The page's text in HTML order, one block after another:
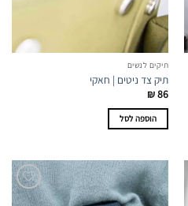
תיקים לנשים
תיק צד ניטים | חאקי
₪86
הוספה לסל